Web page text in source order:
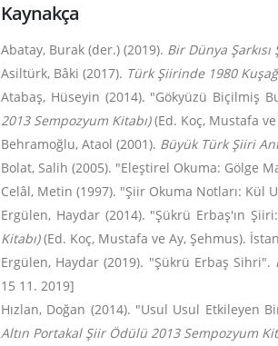
Kaynakça
Abatay, Burak (der.) (2019). Bir Dünya
Asiltürk, Bâki (2017). Türk Şiirinde 1980
Atabaş, Hüseyin (2014). "Gökyüzü Biçilmiş
2013 Sempozyum Kitabı)(Ed. Koç, Mustafa ve
Behramoğlu, Ataol (2001). Büyük Türk Şiiri
Bolat, Salih (2005). "Eleştirel Okuma: Gölge
Celâl, Metin (1997). "Şiir Okuma Notları: Kül
Ergülen, Haydar (2014). "Şükrü Erbaş'ın
Kitabı)(Ed. Koç, Mustafa ve Ay, Şehmus).
Ergülen, Haydar (2019). "Şükrü Erbaş Sihri".
15 11. 2019]
Hızlan, Doğan (2014). "Usul Usul Etkileyen
Altın Portakal Şiir Ödülü 2013 Sempozyum